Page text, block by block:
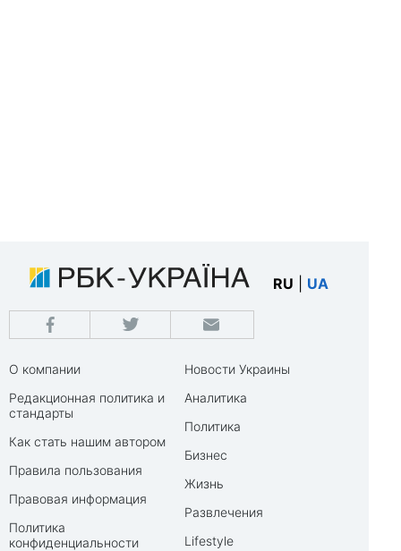
RU UA
О компании
Редакционная политика и
стандарты
Как стать нашим автором
Правила пользования
Правовая информация
Политика
конфиденциальности
Новости Украины
Аналитика
Политика
Бизнес
Жизнь
Развлечения
Lifestyle